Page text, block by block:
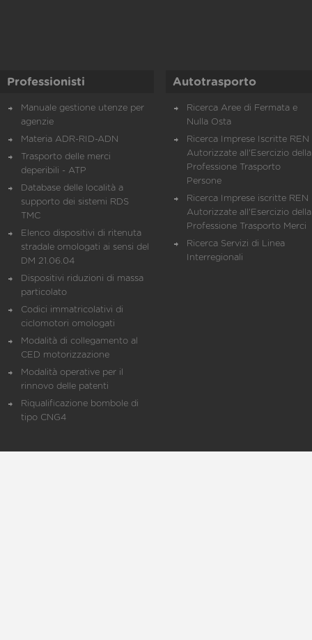
Professionisti
Manuale gestione utenze per
agenzie
Materia ADR-RID-ADN
Trasporto delle merci
deperibili - ATP
Database delle località a
supporto dei sistemi RDS
TMC
Elenco dispositivi di ritenuta
stradale omologati ai sensi del
DM 21.06.04
Dispositivi riduzioni di massa
particolato
Codici immatricolativi di
ciclomotori omologati
Modalità di collegamento al
CED motorizzazione
Modalità operative per il
rinnovo delle patenti
Riqualificazione bombole di
tipo CNG4
Autotrasporto
Ricerca Aree di Fermata e
Nulla Osta
Ricerca Imprese Iscritte REN
Autorizzate all'Esercizio della
Professione Trasporto
Persone
Ricerca Imprese iscritte REN
Autorizzate all'Esercizio della
Professione Trasporto Merci
Ricerca Servizi di Linea
Interregionali